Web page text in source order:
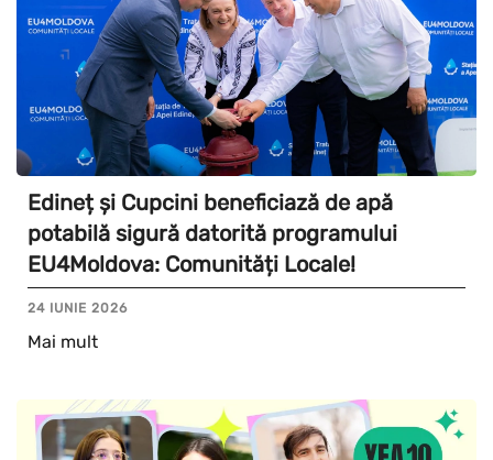
Edineț și Cupcini beneficiază de apă
potabilă sigură datorită programului
EU4Moldova: Comunități Locale!
24 IUNIE 2026
Mai mult